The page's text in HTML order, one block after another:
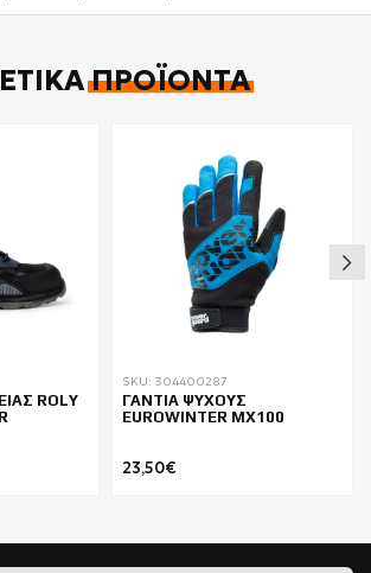
ΠΡΟΪΌΝΤΑ
ROLY
SKU: 304400287
ΓΑΝΤΙΑ ΨΥΧΟΥΣ
EUROWINTER MX100
23,50€